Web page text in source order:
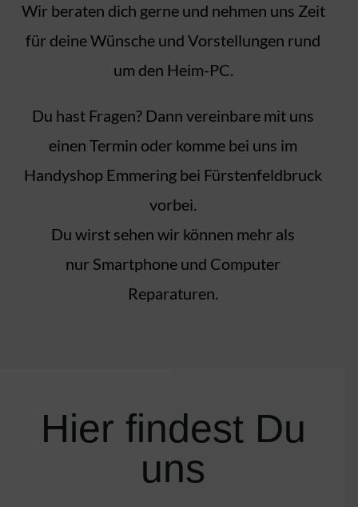
Wir beraten dich gerne und nehmen uns Zeit
für deine Wünsche und Vorstellungen rund
um den Heim-PC.
Du hast Fragen? Dann vereinbare mit uns
einen Termin oder komme bei uns im
Handyshop Emmering bei Fürstenfeldbruck
vorbei.
Du wirst sehen wir können mehr als
nur Smartphone und Computer
Reparaturen.
Hier findest Du
uns